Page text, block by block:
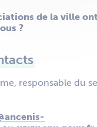
de la ville
?
responsable du